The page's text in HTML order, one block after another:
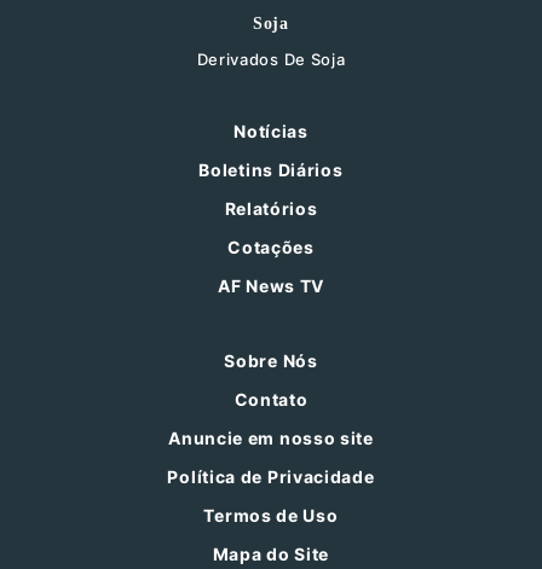
Soja
Derivados De Soja
Notícias
Boletins Diários
Relatórios
Cotações
AF News TV
Sobre Nós
Contato
Anuncie em nosso site
Política de Privacidade
Termos de Uso
Mapa do Site